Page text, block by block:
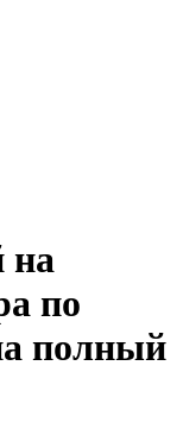
на
по
полный